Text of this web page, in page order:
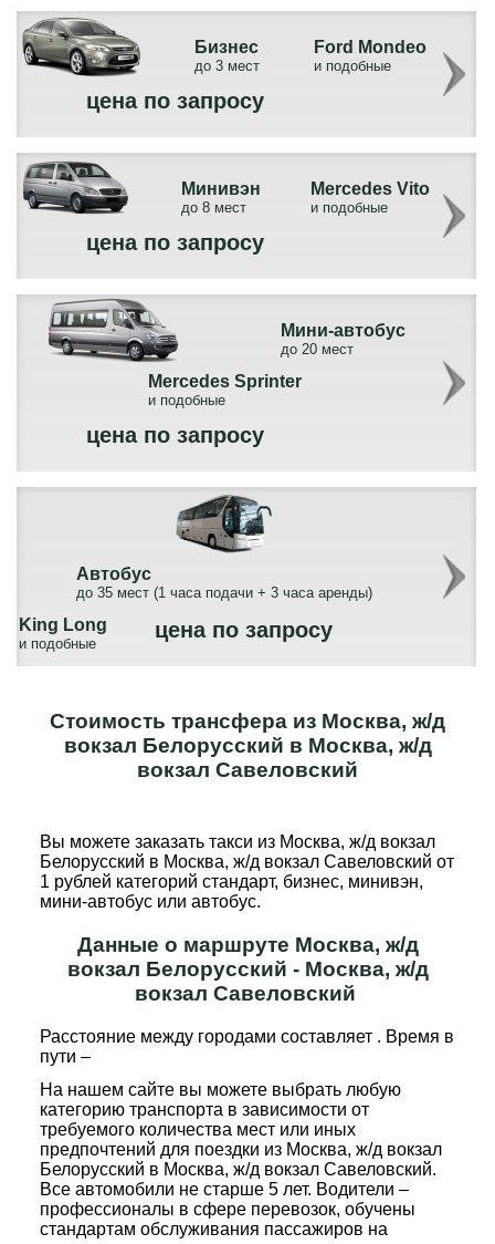
Бизнес
до 3 мест
Ford Mondeo
и подобные
цена по запросу
Минивэн
до 8 мест
Mercedes Vito
и подобные
цена по запросу
Мини-автобус
до 20 мест
Mercedes Sprinter
и подобные
цена по запросу
Автобус
до 35 мест (1 часа подачи + 3 часа аренды)
King Long
и подобные
цена по запросу
Стоимость трансфера из Москва, ж/д
вокзал Белорусский в Москва, ж/д
вокзал Савеловский
Вы можете заказать такси из Москва, ж/д вокзал
Белорусский в Москва, ж/д вокзал Савеловский от
1 рублей категорий стандарт, бизнес, минивэн,
мини-автобус или автобус.
Данные о маршруте Москва, ж/д
вокзал Белорусский - Москва, ж/д
вокзал Савеловский
Расстояние между городами составляет . Время в
пути –
На нашем сайте вы можете выбрать любую
категорию транспорта в зависимости от
требуемого количества мест или иных
предпочтений для поездки из Москва, ж/д вокзал
Белорусский в Москва, ж/д вокзал Савеловский.
Все автомобили не старше 5 лет. Водители –
профессионалы в сфере перевозок, обучены
стандартам обслуживания пассажиров на